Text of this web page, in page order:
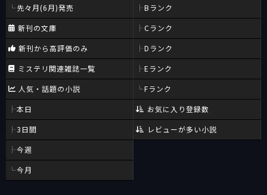
先々月(6月)発売
新刊の文庫
新刊から高評価のみ
ミステリ関連雑誌一覧
人気・話題の小説
本日
3日間
今週
今月
Bランク
Cランク
Dランク
Eランク
Fランク
お気に入り登録数
レビューが多い小説